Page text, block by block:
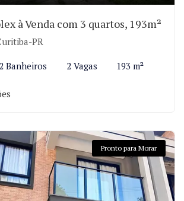
à Venda com 3 quartos, 193m²
PR
2 Banheiros 2 Vagas 193 m²
Pronto para Morar